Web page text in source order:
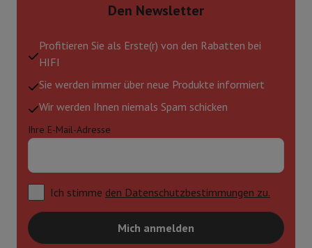
Den Newsletter
Profitieren Sie als Erste(r) von den Rabatten bei
HIFI
Sie werden immer über neue Produkte informiert
Wir werden Ihnen niemals Spam schicken
Ihre E-Mail-Adresse
Ich stimme den Datenschutzbestimmungen zu.
Mich anmelden